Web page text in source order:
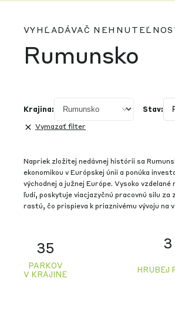
VYHĽADÁVAČ
Rumunsko
Krajina: Stav:
Vymazať filter
Napriek zložitej nedávnej histórii sa
ekonomikou v Európskej únii a ponúka
východnej a južnej Európe. Vysoko
ľudí, poskytuje viacjazyčnú pracovnú silu za
rastú, čo prispieva k priaznivému vývoju na
35
PARKOV
V KRAJINE
3
HRUBEJ